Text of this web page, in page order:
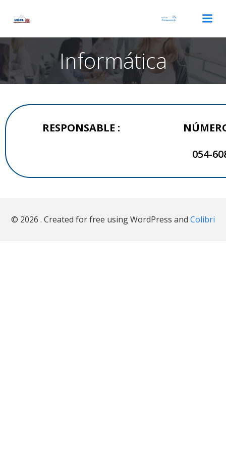
Informática
RESPONSABLE :
054-
© 2026 . Created for free using WordPress and Colibri